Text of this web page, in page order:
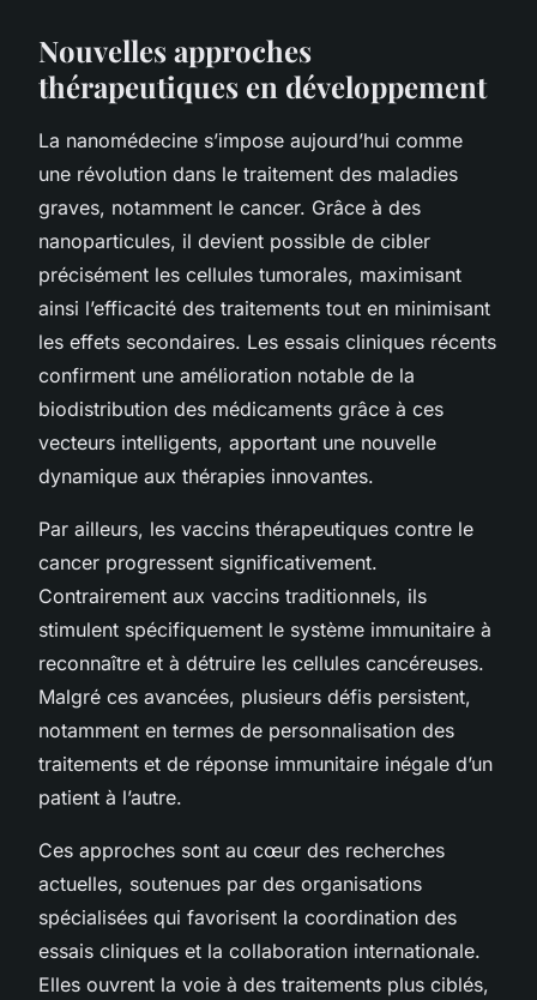
Nouvelles approches
thérapeutiques en développement
La nanomédecine s’impose aujourd’hui comme
une révolution dans le traitement des maladies
graves, notamment le cancer. Grâce à des
nanoparticules, il devient possible de cibler
précisément les cellules tumorales, maximisant
ainsi l’efficacité des traitements tout en minimisant
les effets secondaires. Les essais cliniques récents
confirment une amélioration notable de la
biodistribution des médicaments grâce à ces
vecteurs intelligents, apportant une nouvelle
dynamique aux thérapies innovantes.
Par ailleurs, les vaccins thérapeutiques contre le
cancer progressent significativement.
Contrairement aux vaccins traditionnels, ils
stimulent spécifiquement le système immunitaire à
reconnaître et à détruire les cellules cancéreuses.
Malgré ces avancées, plusieurs défis persistent,
notamment en termes de personnalisation des
traitements et de réponse immunitaire inégale d’un
patient à l’autre.
Ces approches sont au cœur des recherches
actuelles, soutenues par des organisations
spécialisées qui favorisent la coordination des
essais cliniques et la collaboration internationale.
Elles ouvrent la voie à des traitements plus ciblés,